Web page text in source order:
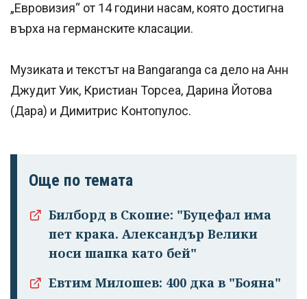
„Евровизия“ от 14 години насам, която достигна
върха на германските класации.
Музиката и текстът на Bangaranga са дело на Анн
Джудит Уик, Кристиан Торсеа, Дарина Йотова
(Дара) и Димитрис Контопулос.
Още по темата
Билборд в Скопие: "Буцефал има
пет крака. Александър Велики
носи шапка като бей"
Евтим Милошев: 400 дка в "Бояна"